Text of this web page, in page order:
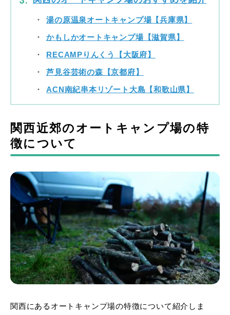
湯の原温泉オートキャンプ場【兵庫県】
かもしかオートキャンプ場【滋賀県】
RECAMPりんくう【大阪府】
芦見谷芸術の森【京都府】
ACN南紀串本リゾート大島【和歌山県】
関西近郊のオートキャンプ場の特
徴について
関西にあるオートキャンプ場の特徴について紹介しま